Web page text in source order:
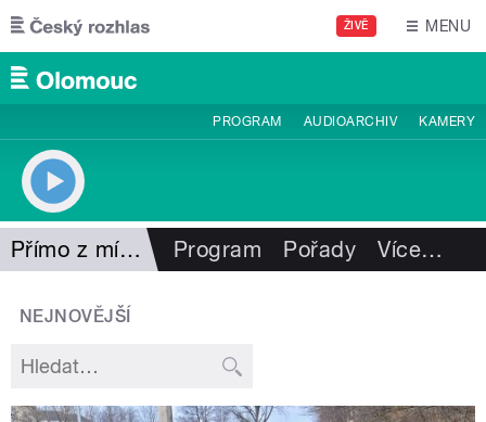
Přejít k hlavnímu obsahu
ŽIVĚ MENU
PROGRAM AUDIOARCHIV KAMERY
Přímo z místa Program Pořady Více…
NEJNOVĚJŠÍ